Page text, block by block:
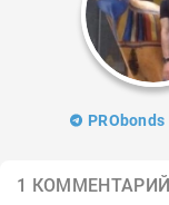
1 КОММЕНТАРИЙ